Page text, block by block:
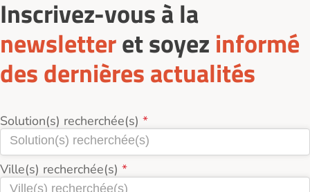
Inscrivez-vous à la
newsletteret soyez informé
des dernières actualités
Solution(s) recherchée(s)
Ville(s) recherchée(s)